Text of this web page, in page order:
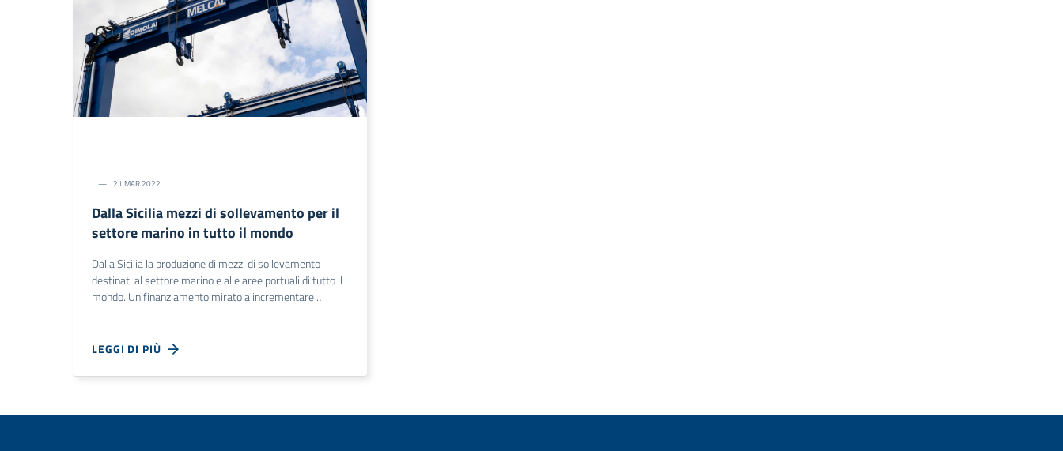
21 MAR 2022
Dalla Sicilia mezzi di sollevamento per il
settore marino in tutto il mondo
Dalla Sicilia la produzione di mezzi di sollevamento
destinati al settore marino e alle aree portuali di tutto il
mondo. Un finanziamento mirato a incrementare …
LEGGI DI PIÙ